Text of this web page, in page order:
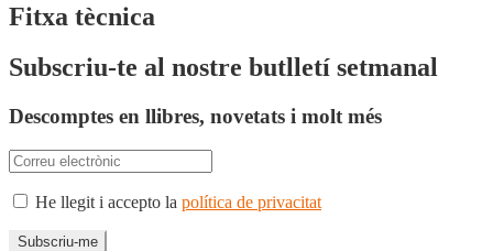
Fitxa tècnica
Subscriu-te al nostre butlletí setmanal
Descomptes en llibres, novetats i molt més
He llegit i accepto la política de privacitat